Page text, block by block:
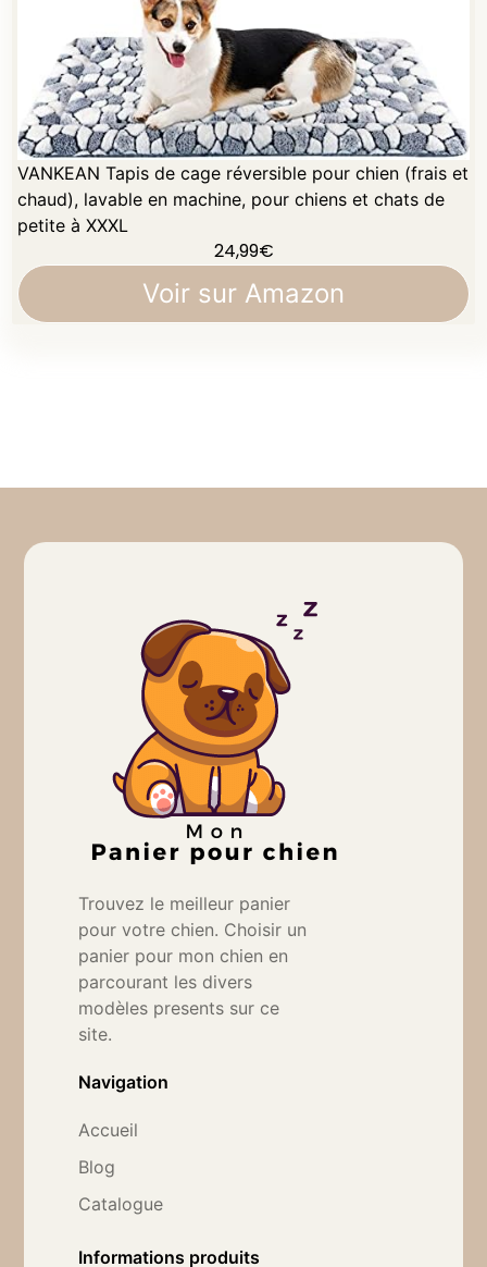
VANKEAN Tapis de cage réversible pour chien (frais et
chaud), lavable en machine, pour chiens et chats de
petite à XXXL
24,99€
Voir sur Amazon
Trouvez le meilleur panier
pour votre chien. Choisir un
panier pour mon chien en
parcourant les divers
modèles presents sur ce
site.
Navigation
Accueil
Blog
Catalogue
Informations produits